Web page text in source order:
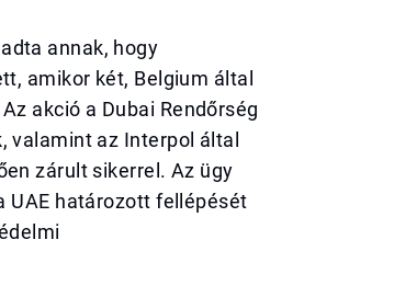
annak, hogy
amikor két, Belgium által
akció a Dubai Rendőrség
valamint az Interpol által
zárult sikerrel. Az ügy
UAE határozott fellépését